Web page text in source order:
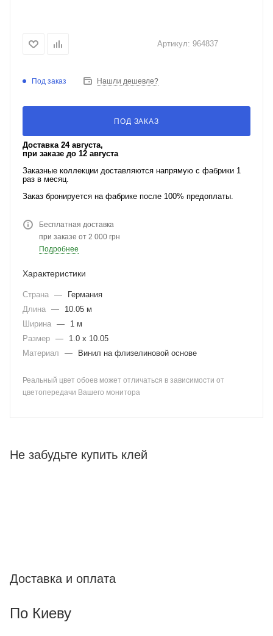
Артикул: 964837
Под заказ Нашли дешевле?
ПОД ЗАКАЗ
Доставка 24 августа,
при заказе до 12 августа
Заказные коллекции доставляются напрямую с фабрики 1
раз в месяц.
Заказ бронируется на фабрике после 100% предоплаты.
Бесплатная доставка
при заказе от 2 000 грн
Подробнее
Характеристики
Страна —
Германия
Длина —
10.05 м
Ширина —
1 м
Размер —
1.0 x 10.05
Материал
— Винил на флизелиновой основе
Реальный цвет обоев может отличаться в зависимости от
цветопередачи Вашего монитора
Не забудьте купить клей
Доставка и оплата
По Киеву